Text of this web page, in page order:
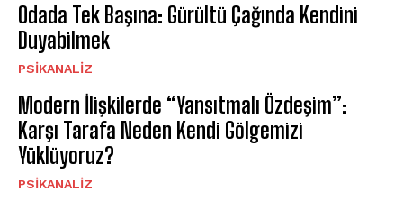
Odada Tek Başına: Gürültü Çağında Kendini
Duyabilmek
PSIKANALIZ
Modern İlişkilerde “Yansıtmalı Özdeşim”:
Karşı Tarafa Neden Kendi Gölgemizi
Yüklüyoruz?
PSIKANALIZ